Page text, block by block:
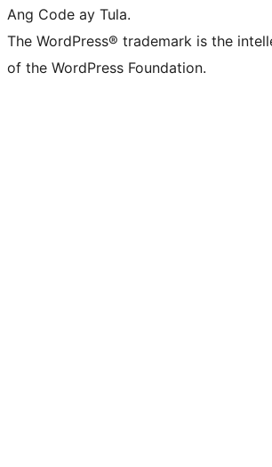
Ang Code ay Tula.
The WordPress® trademark is the
of the WordPress Foundation.